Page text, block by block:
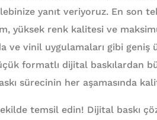
yanıt veriyoruz. En son
yüksek renk kalitesi ve
ve vinil uygulamaları gibi geniş
formatlı dijital baskılardan
sürecinin her aşamasında
temsil edin! Dijital baskı